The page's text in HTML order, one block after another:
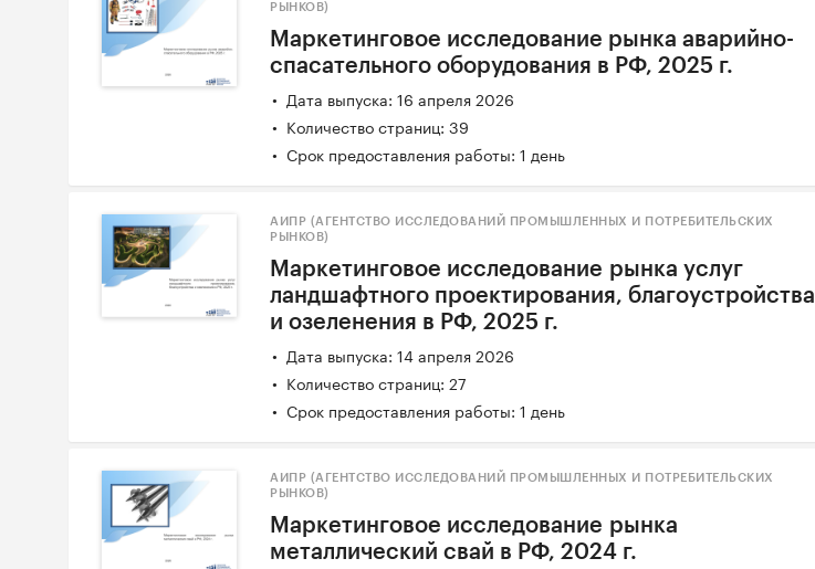
РЫНКОВ)
Маркетинговое исследование рынка аварийно-
спасательного оборудования в РФ, 2025 г.
Дата выпуска: 16 апреля 2026
Количество страниц: 39
Срок предоставления работы: 1 день
АИПР (АГЕНТСТВО ИССЛЕДОВАНИЙ ПРОМЫШЛЕННЫХ И ПОТРЕБИТЕЛЬСКИХ
РЫНКОВ)
Маркетинговое исследование рынка услуг
ландшафтного проектирования, благоустройства
и озеленения в РФ, 2025 г.
Дата выпуска: 14 апреля 2026
Количество страниц: 27
Срок предоставления работы: 1 день
АИПР (АГЕНТСТВО ИССЛЕДОВАНИЙ ПРОМЫШЛЕННЫХ И ПОТРЕБИТЕЛЬСКИХ
РЫНКОВ)
Маркетинговое исследование рынка
металлический свай в РФ, 2024 г.